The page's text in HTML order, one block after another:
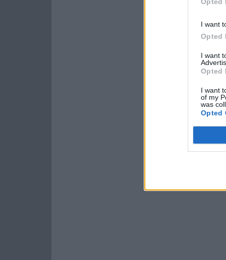
I want
Opted
I want
Opted
I want
of my
was
Opted